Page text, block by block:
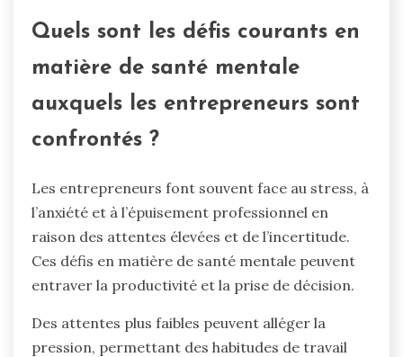
Quels sont les défis courants en
matière de santé mentale
auxquels les entrepreneurs sont
confrontés ?
Les entrepreneurs font souvent face au stress, à
l’anxiété et à l’épuisement professionnel en
raison des attentes élevées et de l’incertitude.
Ces défis en matière de santé mentale peuvent
entraver la productivité et la prise de décision.
Des attentes plus faibles peuvent alléger la
pression, permettant des habitudes de travail